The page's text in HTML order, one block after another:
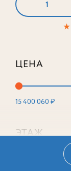
1
★
ЦЕНА
15 400 060 ₽
ЭТАЖ